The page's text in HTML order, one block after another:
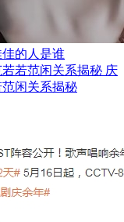
佳的人是谁
庆
闲关系揭秘